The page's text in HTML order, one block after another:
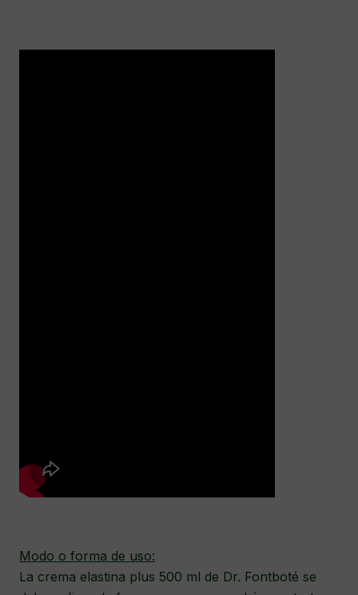
Modo o forma de uso:
La crema elastina plus 500 ml de Dr. Fontboté se